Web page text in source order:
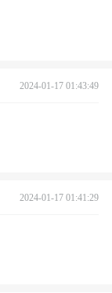
2024-01-17 01:43:49
2024-01-17 01:41:29